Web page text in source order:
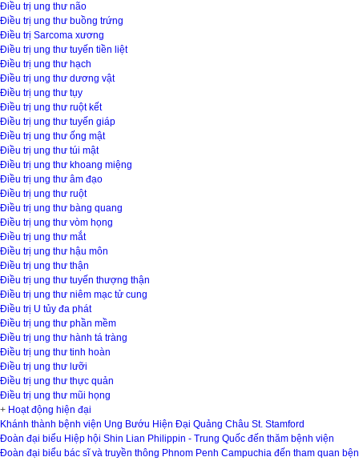
Điều trị ung thư não
Điều trị ung thư buồng trứng
Điều trị Sarcoma xương
Điều trị ung thư tuyến tiền liệt
Điều trị ung thư hạch
Điều trị ung thư dương vật
Điều trị ung thư tụy
Điều trị ung thư ruột kết
Điều trị ung thư tuyến giáp
Điều trị ung thư ống mật
Điều trị ung thư túi mật
Điều trị ung thư khoang miệng
Điều trị ung thư âm đạo
Điều trị ung thư ruột
Điều trị ung thư bàng quang
Điều trị ung thư vòm họng
Điều trị ung thư mắt
Điều trị ung thư hậu môn
Điều trị ung thư thận
Điều trị ung thư tuyến thượng thận
Điều trị ung thư niêm mạc tử cung
Điều trị U tủy đa phát
Điều trị ung thư phần mềm
Điều trị ung thư hành tá tràng
Điều trị ung thư tinh hoàn
Điều trị ung thư lưỡi
Điều trị ung thư thực quản
Điều trị ung thư mũi họng
+ Hoạt động hiện đại
Khánh thành bệnh viện Ung Bướu Hiện Đại Quảng Châu St. Stamford
Đoàn đại biểu Hiệp hội Shin Lian Philippin - Trung Quốc đến thăm bệnh viện
Đoàn đại biểu bác sĩ và truyền thông Phnom Penh Campuchia đến tham quan